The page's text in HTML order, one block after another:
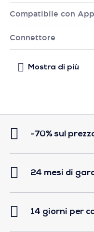
Compatibile con
Connettore
-70% sul
24 mesi di
14 giorni per